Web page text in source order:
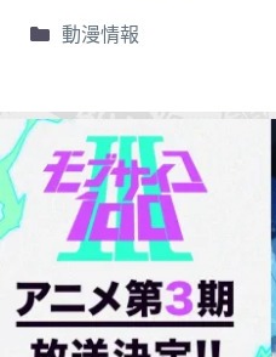
動漫情報